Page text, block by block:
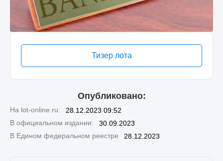
Тизер лота
Опубликовано:
На lot-online.ru:
28.12.2023 09:52
В официальном издании:
30.09.2023
В Едином федеральном реестре
28.12.2023